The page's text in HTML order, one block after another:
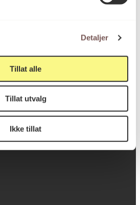
Detaljer
Tillat alle
Tillat utvalg
Ikke tillat